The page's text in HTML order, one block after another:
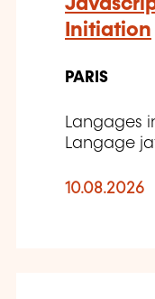
Initiation
PARIS
Langages
Langage
10.08.2026